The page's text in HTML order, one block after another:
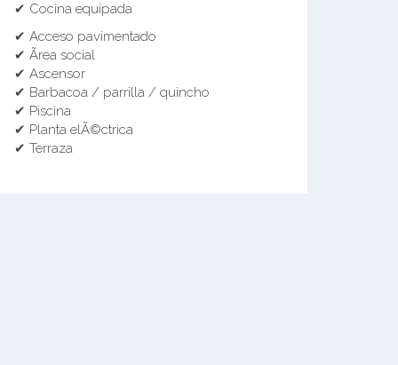
✔ Cocina equipada
✔ Acceso pavimentado
✔ Ãrea social
✔ Ascensor
✔ Barbacoa / parrilla / quincho
✔ Piscina
✔ Planta elÃ©ctrica
✔ Terraza